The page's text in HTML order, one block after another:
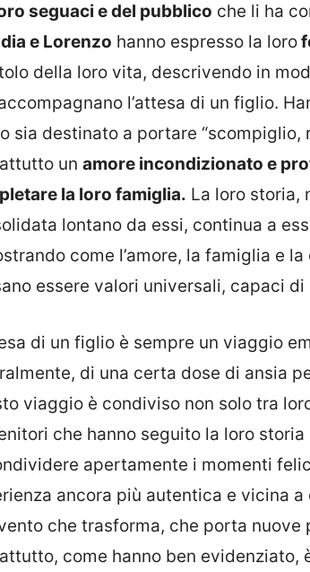
seguaci e del pubblico che li ha
e Lorenzo hanno espresso la loro
della loro vita, descrivendo in
l’attesa di un figlio.
sia destinato a portare “scompiglio,
un amore incondizionato e
la loro famiglia. La loro storia,
lontano da essi, continua a
come l’amore, la famiglia e
essere valori universali, capaci
di un figlio è sempre un viaggio
di una certa dose di ansia
viaggio è condiviso non solo tra
che hanno seguito la loro storia
apertamente i momenti
ancora più autentica e vicina
che trasforma, che porta
come hanno ben evidenziato,